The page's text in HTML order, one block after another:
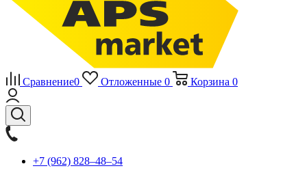
Сравнение0 Отложенные 0 Корзина 0
+7 (962) 828‒48‒54